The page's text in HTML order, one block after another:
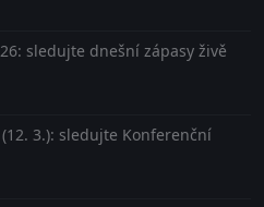
sledujte dnešní zápasy živě
3.): sledujte Konferenční